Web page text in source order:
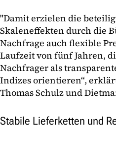
"Damit erzielen die
Skaleneffekten durch die
Nachfrage auch flexible
Laufzeit von fünf Jahren,
Nachfrager als
Indizes orientieren“,
Thomas Schulz und
Stabile Lieferketten und